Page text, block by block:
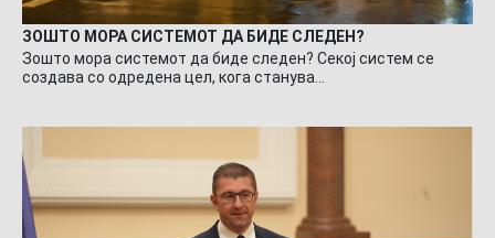
ЗОШТО МОРА СИСТЕМОТ ДА БИДЕ СЛЕДЕН?
Зошто мора системот да биде следен? Секој систем се
создава со одредена цел, кога станува…